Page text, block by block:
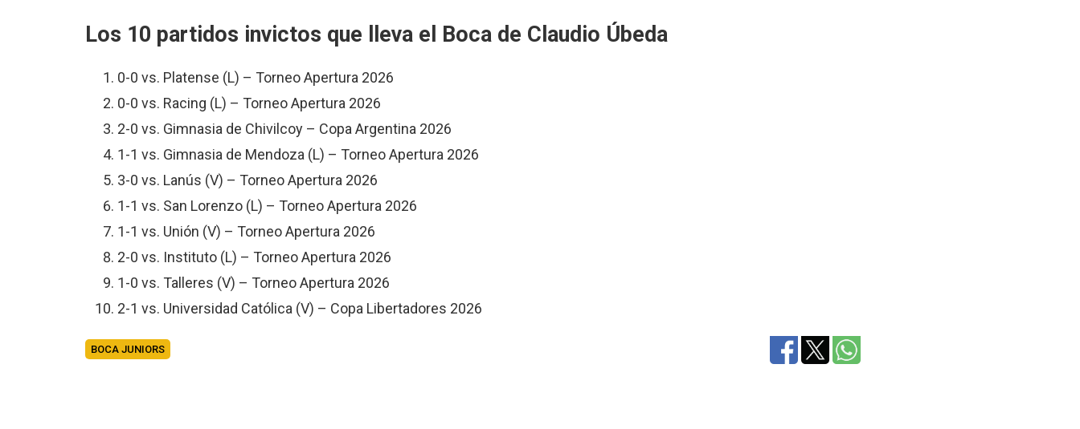
Los 10 partidos invictos que lleva el Boca de Claudio Úbeda
0-0 vs. Platense (L) – Torneo Apertura 2026
0-0 vs. Racing (L) – Torneo Apertura 2026
2-0 vs. Gimnasia de Chivilcoy – Copa Argentina 2026
1-1 vs. Gimnasia de Mendoza (L) – Torneo Apertura 2026
3-0 vs. Lanús (V) – Torneo Apertura 2026
1-1 vs. San Lorenzo (L) – Torneo Apertura 2026
1-1 vs. Unión (V) – Torneo Apertura 2026
2-0 vs. Instituto (L) – Torneo Apertura 2026
1-0 vs. Talleres (V) – Torneo Apertura 2026
2-1 vs. Universidad Católica (V) – Copa Libertadores 2026
BOCA JUNIORS